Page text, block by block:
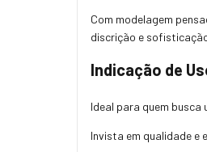
Com modelagem
discrição e
Indicação de
Ideal para quem
Invista em qualidade e